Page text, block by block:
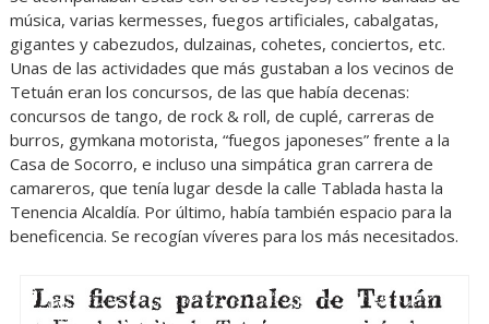
música, varias kermesses, fuegos artificiales, cabalgatas,
gigantes y cabezudos, dulzainas, cohetes, conciertos, etc.
Unas de las actividades que más gustaban a los vecinos de
Tetuán eran los concursos, de las que había decenas:
concursos de tango, de rock & roll, de cuplé, carreras de
burros, gymkana motorista, “fuegos japoneses” frente a la
Casa de Socorro, e incluso una simpática gran carrera de
camareros, que tenía lugar desde la calle Tablada hasta la
Tenencia Alcaldía. Por último, había también espacio para la
beneficencia. Se recogían víveres para los más necesitados.